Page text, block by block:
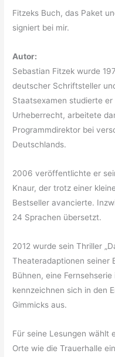
Fitzeks Buch, das Paket
signiert bei mir.
Autor:
Sebastian Fitzek wurde
deutscher Schriftsteller
Staatsexamen studierte
Urheberrecht, arbeitete
Programmdirektor bei
Deutschlands.
2006 veröffentlichte er
Knaur, der trotz einer
Bestseller avancierte.
24 Sprachen übersetzt.
2012 wurde sein Thriller
Theateradaptionen seiner
Bühnen, eine
kennzeichnen sich in den
Gimmicks aus.
Für seine Lesungen wählt
Orte wie die Trauerhalle